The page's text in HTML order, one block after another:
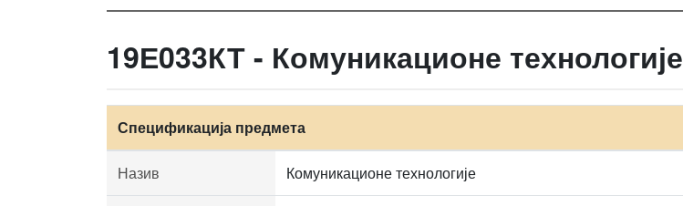
19Е033КТ - Комуникационе технологије
Спецификација предмета
Назив Комуникационе технологије